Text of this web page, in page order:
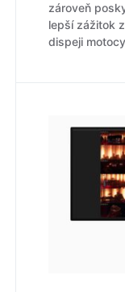
zároveň
lepší zážitok
dispeji